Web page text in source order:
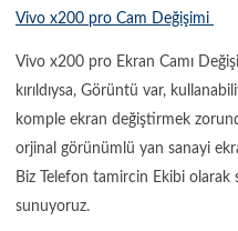
Vivo x200 pro Cam Değişimi
Vivo x200 pro Ekran Camı
kırıldıysa, Görüntü var,
komple ekran değiştirmek
orjinal görünümlü yan sanayi
Biz Telefon tamircin Ekibi
sunuyoruz.